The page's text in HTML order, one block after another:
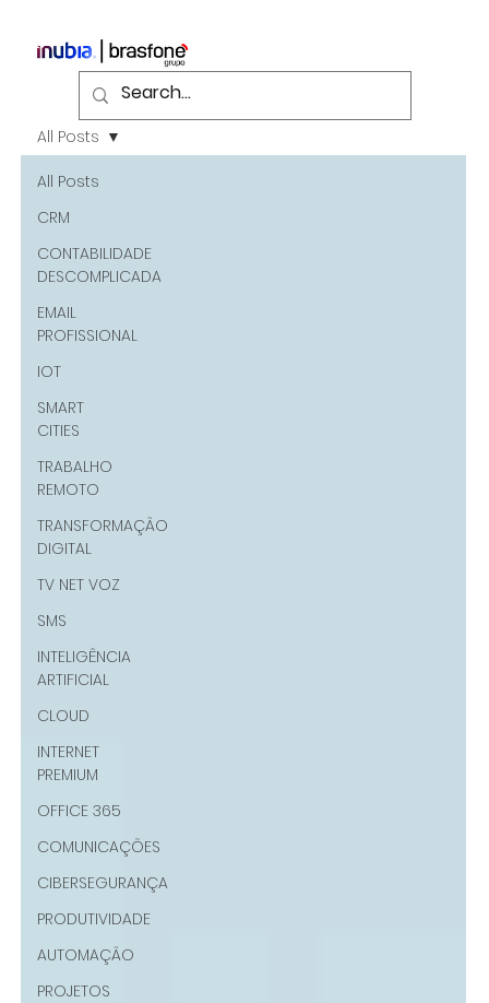
All Posts
CRM
CONTABILIDADE
DESCOMPLICADA
EMAIL
PROFISSIONAL
IOT
SMART
CITIES
TRABALHO
REMOTO
TRANSFORMAÇÃO
DIGITAL
TV NET VOZ
SMS
INTELIGÊNCIA
ARTIFICIAL
CLOUD
INTERNET
PREMIUM
OFFICE 365
COMUNICAÇÕES
CIBERSEGURANÇA
PRODUTIVIDADE
AUTOMAÇÃO
PROJETOS
All Posts